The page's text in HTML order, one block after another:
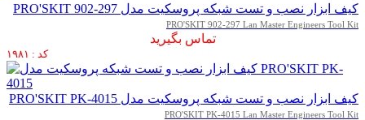
کیف ابزار نصب و تست شبکه پروسکیت مدل PRO'SKIT 902-297
PRO'SKIT 902-297 Lan Master Engineers Tool Kit
تماس بگیرید
کد : ۱۹۸۱
کیف ابزار نصب و تست شبکه پروسکیت مدل PRO'SKIT PK-4015
PRO'SKIT PK-4015 Lan Master Engineers Tool Kit